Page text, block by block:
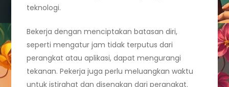
teknologi.
Bekerja dengan menciptakan batasan diri,
seperti mengatur jam tidak terputus dari
perangkat atau aplikasi, dapat mengurangi
tekanan. Pekerja juga perlu meluangkan waktu
untuk istirahat dan disengkan dari perangkat.